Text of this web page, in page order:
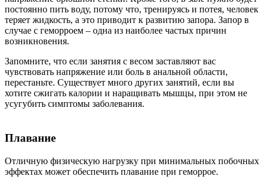
постоянно пить воду, потому что, тренируясь и потея, человек
теряет жидкость, а это приводит к развитию запора. Запор в
случае с геморроем – одна из наиболее частых причин
возникновения.
Запомните, что если занятия с весом заставляют вас
чувствовать напряжение или боль в анальной области,
перестаньте. Существует много других занятий, если вы
хотите сжигать калории и наращивать мышцы, при этом не
усугубить симптомы заболевания.
Плавание
Отличную физическую нагрузку при минимальных побочных
эффектах может обеспечить плавание при геморрое.